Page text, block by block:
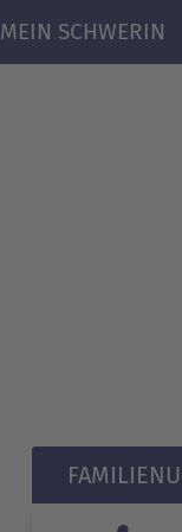
MEIN SCHWERIN